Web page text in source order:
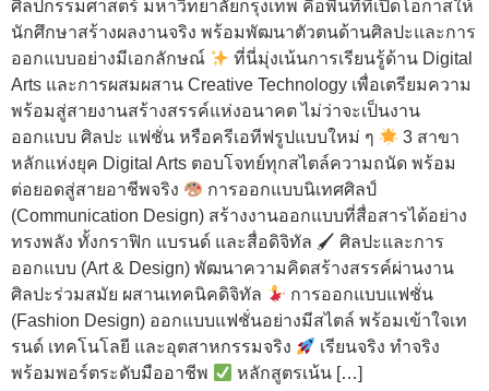
ศิลปกรรมศาสตร์ มหาวิทยาลัยกรุงเทพ คือพื้นที่ที่เปิดโอกาสให้
นักศึกษาสร้างผลงานจริง พร้อมพัฒนาตัวตนด้านศิลปะและการ
ออกแบบอย่างมีเอกลักษณ์
ที่นี่มุ่งเน้นการเรียนรู้ด้าน Digital
Arts และการผสมผสาน Creative Technology เพื่อเตรียมความ
พร้อมสู่สายงานสร้างสรรค์แห่งอนาคต ไม่ว่าจะเป็นงาน
ออกแบบ ศิลปะ แฟชั่น หรือครีเอทีฟรูปแบบใหม่ ๆ
3 สาขา
หลักแห่งยุค Digital Arts ตอบโจทย์ทุกสไตล์ความถนัด พร้อม
ต่อยอดสู่สายอาชีพจริง
การออกแบบนิเทศศิลป์
(Communication Design) สร้างงานออกแบบที่สื่อสารได้อย่าง
ทรงพลัง ทั้งกราฟิก แบรนด์ และสื่อดิจิทัล 🖌 ศิลปะและการ
ออกแบบ (Art & Design) พัฒนาความคิดสร้างสรรค์ผ่านงาน
ศิลปะร่วมสมัย ผสานเทคนิคดิจิทัล
การออกแบบแฟชั่น
(Fashion Design) ออกแบบแฟชั่นอย่างมีสไตล์ พร้อมเข้าใจเท
รนด์ เทคโนโลยี และอุตสาหกรรมจริง
เรียนจริง ทำจริง
พร้อมพอร์ตระดับมืออาชีพ
หลักสูตรเน้น […]